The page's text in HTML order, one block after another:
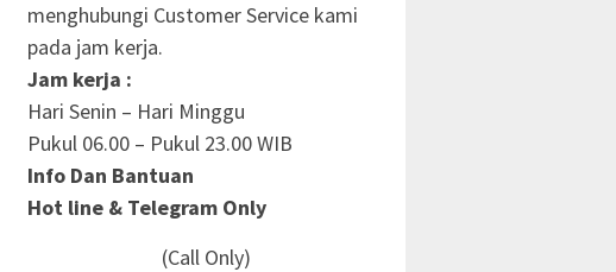
menghubungi Customer Service kami
pada jam kerja.
Jam kerja :
Hari Senin – Hari Minggu
Pukul 06.00 – Pukul 23.00 WIB
Info Dan Bantuan
Hot line & Telegram Only
(Call Only)